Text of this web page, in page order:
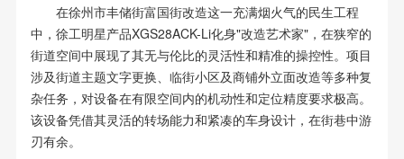
在徐州市丰储街富国街改造这一充满烟火气的民生工程
中，徐工明星产品XGS28ACK-Li化身"改造艺术家"，在狭窄的
街道空间中展现了其无与伦比的灵活性和精准的操控性。 项目
涉及街道主题文字更换、临街小区及商铺外立面改造等多种复
杂任务，对设备在有限空间内的机动性和定位精度要求极高。
该设备凭借其灵活的转场能力和紧凑的车身设计，在街巷中游
刃有余。